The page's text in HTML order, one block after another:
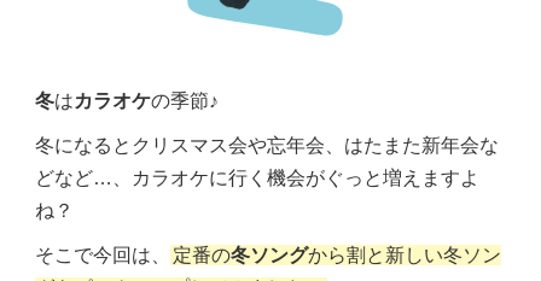
冬はカラオケの季節♪
冬になるとクリスマス会や忘年会、はたまた新年会な
どなど…、カラオケに行く機会がぐっと増えますよ
ね？
そこで今回は、 定番の冬ソングから割と新しい冬ソン